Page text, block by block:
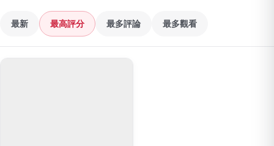
最新 最高評分 最多評論 最多觀看